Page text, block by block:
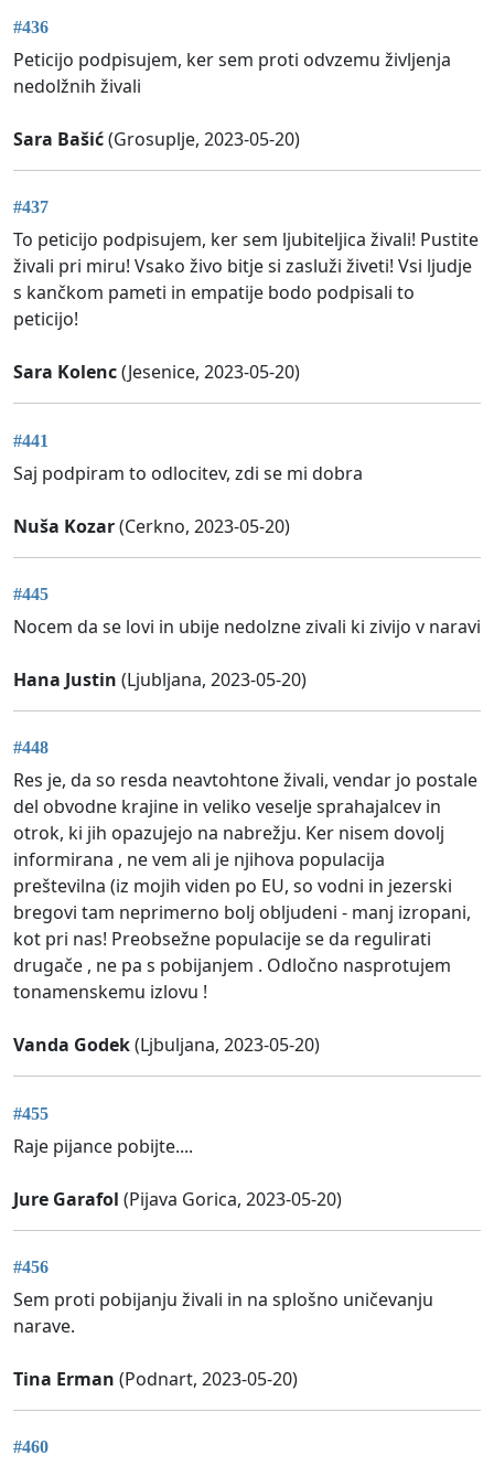
#436
Peticijo podpisujem, ker sem proti odvzemu življenja
nedolžnih živali
Sara Bašić(Grosuplje, 2023-05-20)
#437
To peticijo podpisujem, ker sem ljubiteljica živali! Pustite
živali pri miru! Vsako živo bitje si zasluži živeti! Vsi ljudje
s kančkom pameti in empatije bodo podpisali to
peticijo!
Sara Kolenc(Jesenice, 2023-05-20)
#441
Saj podpiram to odlocitev, zdi se mi dobra
Nuša Kozar(Cerkno, 2023-05-20)
#445
Nocem da se lovi in ubije nedolzne zivali ki zivijo v naravi
Hana Justin (Ljubljana, 2023-05-20)
#448
Res je, da so resda neavtohtone živali, vendar jo postale
del obvodne krajine in veliko veselje sprahajalcev in
otrok, ki jih opazujejo na nabrežju. Ker nisem dovolj
informirana , ne vem ali je njihova populacija
preštevilna (iz mojih viden po EU, so vodni in jezerski
bregovi tam neprimerno bolj obljudeni - manj izropani,
kot pri nas! Preobsežne populacije se da regulirati
drugače , ne pa s pobijanjem . Odločno nasprotujem
tonamenskemu izlovu !
Vanda Godek(Ljbuljana, 2023-05-20)
#455
Raje pijance pobijte....
Jure Garafol (Pijava Gorica, 2023-05-20)
#456
Sem proti pobijanju živali in na splošno uničevanju
narave.
Tina Erman (Podnart, 2023-05-20)
#460